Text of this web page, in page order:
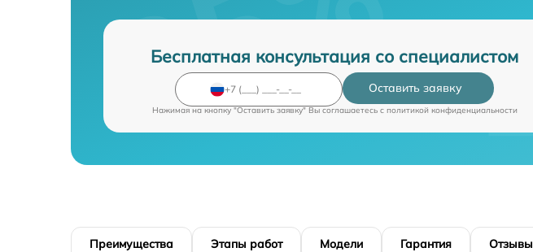
Бесплатная консультация со специалистом
Оставить заявку
Нажимая на кнопку "Оставить заявку" Вы соглашаетесь c политикой конфиденциальности
Преимущества Этапы работ Модели Гарантия Отзывы